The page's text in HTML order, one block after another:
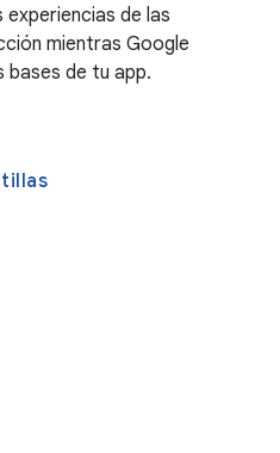
experiencias de las
mientras Google
bases de tu app.